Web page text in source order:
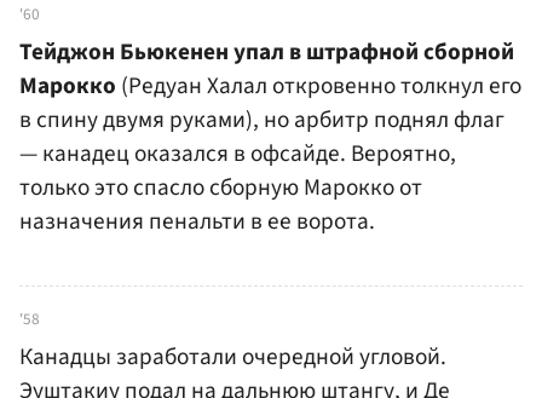
'60
Тейджон Бьюкенен упал в штрафной сборной
Марокко (Редуан Халал откровенно толкнул его
в спину двумя руками), но арбитр поднял флаг
— канадец оказался в офсайде. Вероятно,
только это спасло сборную Марокко от
назначения пенальти в ее ворота.
'58
Канадцы заработали очередной угловой.
Эуштакиу подал на дальнюю штангу, и Де